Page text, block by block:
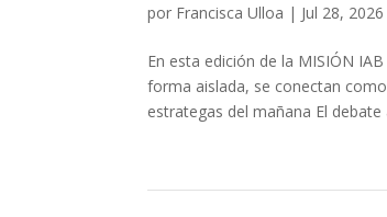
por Francisca Ulloa | Jul 28, 2026
En esta edición de la MISIÓN
forma aislada, se conectan
estrategas del mañana El debate